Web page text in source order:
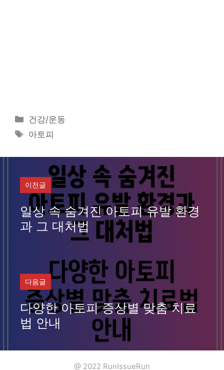
카
테
고
리
건강/운동
태
아토피
이전글
일상 속 숨겨진 아토피 유발 환경
과 그 대처법
다음글
다양한 아토피 증상별 맞춤 치료
법 안내
@ 2022 RunIssueRun